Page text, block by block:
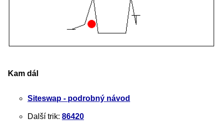
Kam dál
Siteswap - podrobný návod
Další trik: 86420